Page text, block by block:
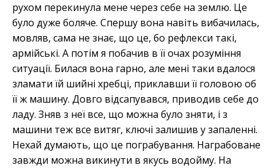
рухом перекинула мене через себе на землю. Це
було дуже боляче. Спершу вона навіть вибачилась,
мовляв, сама не знає, що це, бо рефлекси такі,
армійські. А потім я побачив в її очах розуміння
ситуації. Билася вона гарно, але мені таки вдалося
зламати їй шийні хребці, приклавши її головою об
її ж машину. Довго відсапувався, приводив себе до
ладу. Зняв з неї все, що можна було зняти, і з
машини теж все витяг, ключі залишив у запаленні.
Нехай думають, що це пограбування. Награбоване
завжди можна викинути в якусь водойму. На